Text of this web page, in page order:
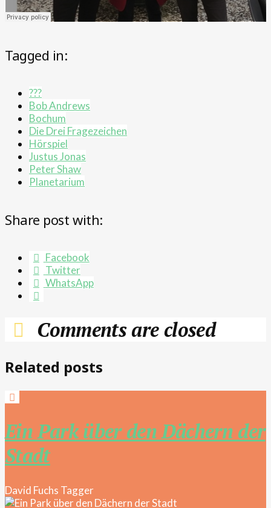
Tagged in:
???
Bob Andrews
Bochum
Die Drei Fragezeichen
Hörspiel
Justus Jonas
Peter Shaw
Planetarium
Share post with:
Facebook
Twitter
WhatsApp
Comments are closed
Related posts
Ein Park über den Dächern der
Stadt
David Fuchs Tagger